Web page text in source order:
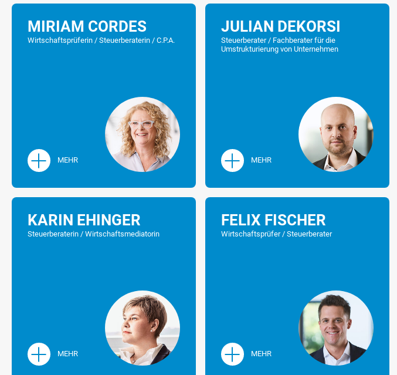
MIRIAM CORDES
Wirtschaftsprüferin / Steuerberaterin / C.P.A.
MEHR
JULIAN DEKORSI
Steuerberater / Fachberater für die
Umstrukturierung von Unternehmen
MEHR
KARIN EHINGER
Steuerberaterin / Wirtschaftsmediatorin
MEHR
FELIX FISCHER
Wirtschaftsprüfer / Steuerberater
MEHR
jens.braun@hws.de
Schwerpunkte der Tätigkeit von Jens Braun sind die
Schwerpunkte seiner rechtlichen Beratungstätigkeit sind die
erbrechtliche Nachfolgeberatung und die
gesellschaftsrechtliche Gestaltungsberatung.